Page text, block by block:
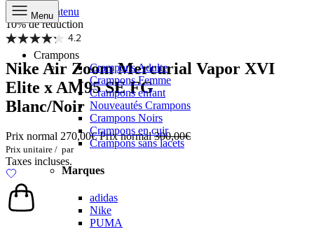
Aller au contenu
Menu
Crampons
Crampons Adulte
Crampons Femme
Crampons enfant
Nouveautés Crampons
Crampons Noirs
Crampons en cuir
Crampons sans lacets
Marques
adidas
Nike
PUMA
10% de réduction
4.2
Nike Air Zoom Mercurial Vapor XVI
Elite x AM95 SE FG
Blanc/Noir
Prix normal 270,00€Prix normal 300,00€
Prix unitaire / par
Taxes incluses.